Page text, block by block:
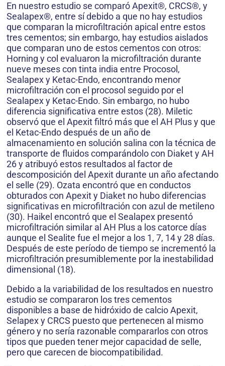
En nuestro estudio se comparó Apexit®, CRCS®, y
Sealapex®, entre sí debido a que no hay estudios
que comparan la microfiltración apical entre estos
tres cementos; sin embargo, hay estudios aislados
que comparan uno de estos cementos con otros:
Horning y col evaluaron la microfiltración durante
nueve meses con tinta india entre Procosol,
Sealapex y Ketac-Endo, encontrando menor
microfiltración con el procosol seguido por el
Sealapex y Ketac-Endo. Sin embargo, no hubo
diferencia significativa entre estos (28). Miletic
observó que el Apexit filtró más que el AH Plus y que
el Ketac-Endo después de un año de
almacenamiento en solución salina con la técnica de
transporte de fluidos comparándolo con Diaket y AH
26 y atribuyó estos resultados al factor de
descomposición del Apexit durante un año afectando
el selle (29). Ozata encontró que en conductos
obturados con Apexit y Diaket no hubo diferencias
significativas en microfiltración con azul de metileno
(30). Haikel encontró que el Sealapex presentó
microfiltración similar al AH Plus a los catorce días
aunque el Sealite fue el mejor a los 1, 7, 14 y 28 días.
Después de este período de tiempo se incrementó la
microfiltración presumiblemente por la inestabilidad
dimensional (18).
Debido a la variabilidad de los resultados en nuestro
estudio se compararon los tres cementos
disponibles a base de hidróxido de calcio Apexit,
Selapex y CRCS puesto que pertenecen al mismo
género y no sería razonable compararlos con otros
tipos que pueden tener mejor capacidad de selle,
pero que carecen de biocompatibilidad.